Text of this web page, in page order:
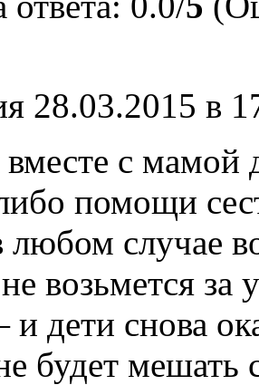
28.03.2015 в
с мамой
помощи
случае
не возьмется
дети снова
будет мешать